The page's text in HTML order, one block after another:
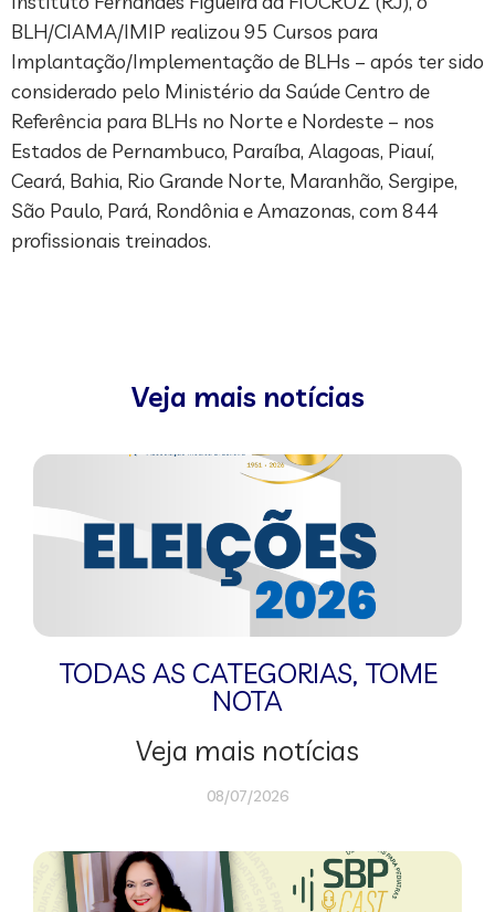
BLH/CIAMA/IMIP realizou 95 Cursos para
Implantação/Implementação de BLHs – após ter sido
considerado pelo Ministério da Saúde Centro de
Referência para BLHs no Norte e Nordeste – nos
Estados de Pernambuco, Paraíba, Alagoas, Piauí,
Ceará, Bahia, Rio Grande Norte, Maranhão, Sergipe,
São Paulo, Pará, Rondônia e Amazonas, com 844
profissionais treinados.
Veja mais notícias
TODAS AS CATEGORIAS, TOME
NOTA
Veja mais notícias
08/07/2026